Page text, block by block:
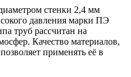
стенки 2,4 мм
давления марки ПЭ
труб рассчитан на
Качество материалов,
применять её в